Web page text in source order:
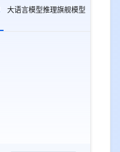
大语言模型推理旗舰模型